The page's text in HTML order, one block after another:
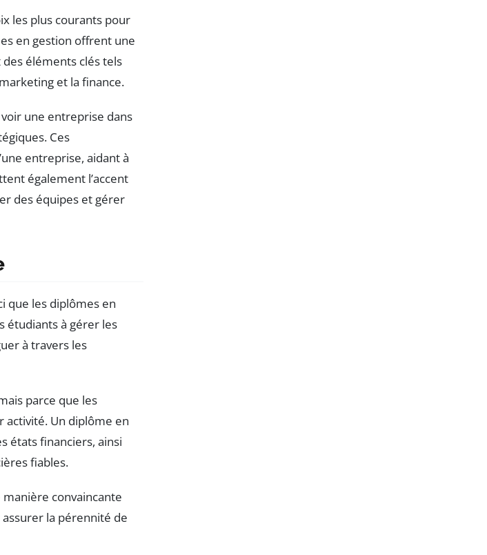
les plus courants pour
en gestion offrent une
éléments clés tels
et la finance.
une entreprise dans
Ces
entreprise, aidant à
également l’accent
des équipes et gérer
que les diplômes en
étudiants à gérer les
à travers les
parce que les
activité. Un diplôme en
états financiers, ainsi
fiables.
convaincante
la pérennité de